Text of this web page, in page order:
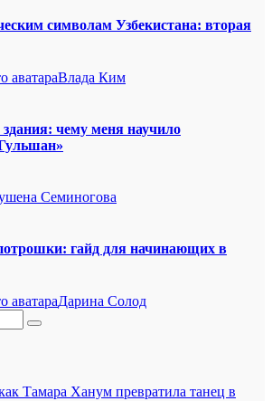
символам Узбекистана: вторая
Влада Ким
чему меня научило
Семиногова
гайд для начинающих в
Дарина Солод